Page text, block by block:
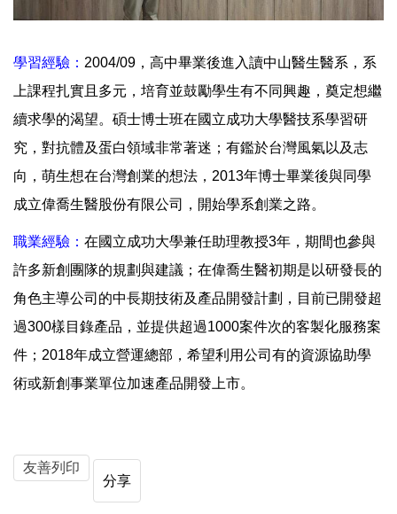
學習經驗： 2004/09，高中畢業後進入讀中山醫生醫系，系
上課程扎實且多元，培育並鼓勵學生有不同興趣，奠定想繼
續求學的渴望。碩士博士班在國立成功大學醫技系學習研
究，對抗體及蛋白領域非常著迷；有鑑於台灣風氣以及志
向，萌生想在台灣創業的想法，2013年博士畢業後與同學
成立偉喬生醫股份有限公司，開始學系創業之路。
職業經驗： 在國立成功大學兼任助理教授3年，期間也參與
許多新創團隊的規劃與建議；在偉喬生醫初期是以研發長的
角色主導公司的中長期技術及產品開發計劃，目前已開發超
過300樣目錄產品，並提供超過1000案件次的客製化服務案
件；2018年成立營運總部，希望利用公司有的資源協助學
術或新創事業單位加速產品開發上市。
友善列印
分享